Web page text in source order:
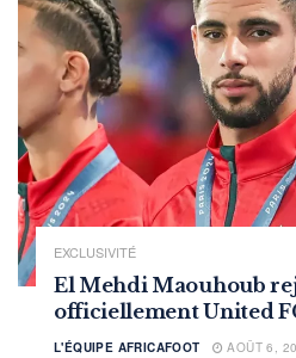
EXCLUSIVITÉ
El Mehdi Maouhoub
officiellement United
L'ÉQUIPE AFRICAFOOT AOÛT 6,